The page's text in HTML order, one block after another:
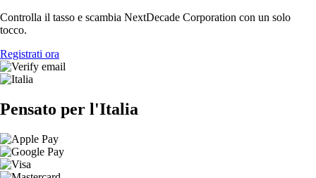
Controlla il tasso e scambia NextDecade Corporation con un solo
tocco.
Registrati ora
Pensato per l'Italia